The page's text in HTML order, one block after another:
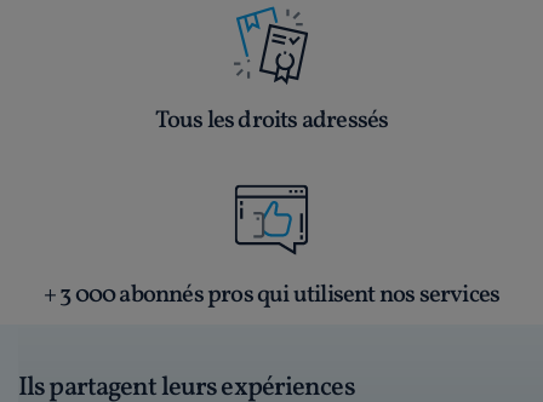
Tous les droits adressés
+ 3 000 abonnés pros qui utilisent nos services
Ils partagent leurs expériences